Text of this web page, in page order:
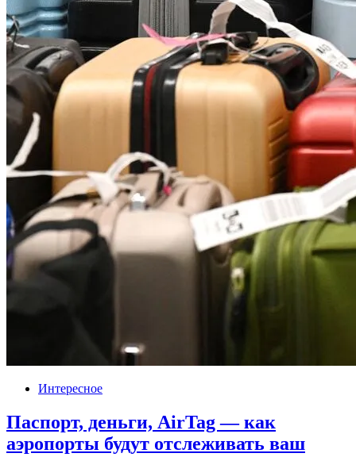
Интересное
Паспорт, деньги, AirTag — как
аэропорты будут отслеживать ваш